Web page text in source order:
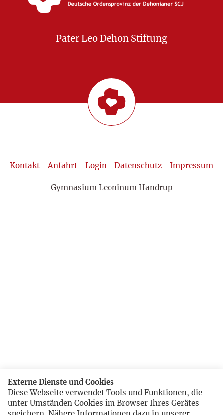
Pater Leo Dehon Stiftung
Kontakt Anfahrt Login Datenschutz Impressum
Gymnasium Leoninum Handrup
Externe Dienste und Cookies
Diese Webseite verwendet Tools und Funktionen, die
unter Umständen Cookies im Browser Ihres Gerätes
speichern. Nähere Informationen dazu in unserer